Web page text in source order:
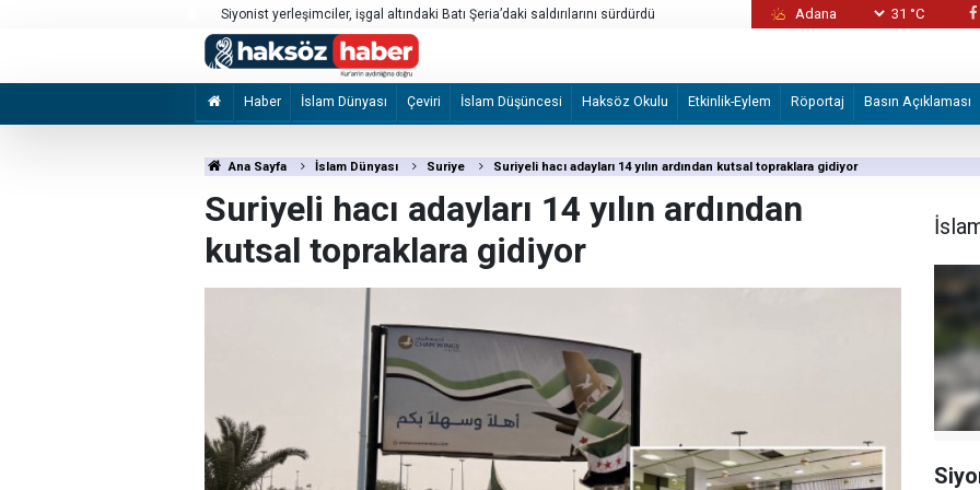
Siyonist yerleşimciler, işgal altındaki Batı Şeria’daki saldırılarını sürdürdü Sebte’deki göç hareketliliği 31 °C
Haber İslam Dünyası Çeviri İslam Düşüncesi Haksöz Okulu Etkinlik-Eylem Röportaj Basın Açıklaması
Ana Sayfa İslam Dünyası Suriye Suriyeli hacı adayları 14 yılın ardından kutsal topraklara gidiyor
Suriyeli hacı adayları 14 yılın ardından
kutsal topraklara gidiyor